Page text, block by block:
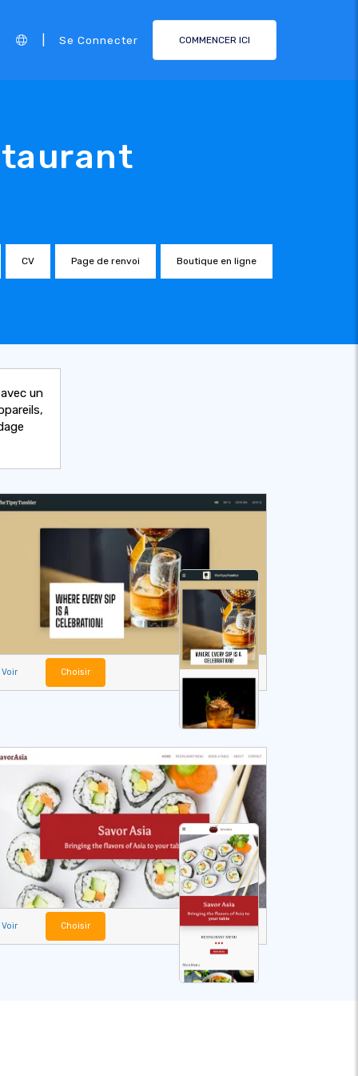
Se Connecter COMMENCER ICI
CV Page de renvoi Boutique en ligne
un
Voir Choisir
Voir Choisir